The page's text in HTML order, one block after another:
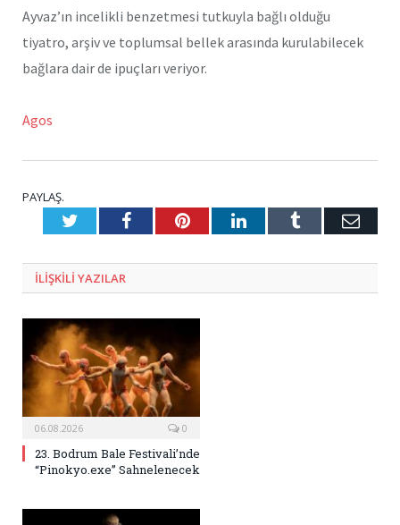
Ayvaz’ın incelikli benzetmesi tutkuyla bağlı olduğu
tiyatro, arşiv ve toplumsal bellek arasında kurulabilecek
bağlara dair de ipuçları veriyor.
Agos
PAYLAŞ.
TwitterFacebookPinterestLinkedInTumblr E-
ILIŞKILI YAZILAR
06.08.2026 0
23. Bodrum Bale Festivali’nde
“Pinokyo.exe” Sahnelenecek